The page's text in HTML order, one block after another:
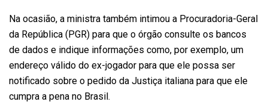
Na ocasião, a ministra também intimou a Procuradoria-Geral
da República (PGR) para que o órgão consulte os bancos
de dados e indique informações como, por exemplo, um
endereço válido do ex-jogador para que ele possa ser
notificado sobre o pedido da Justiça italiana para que ele
cumpra a pena no Brasil.